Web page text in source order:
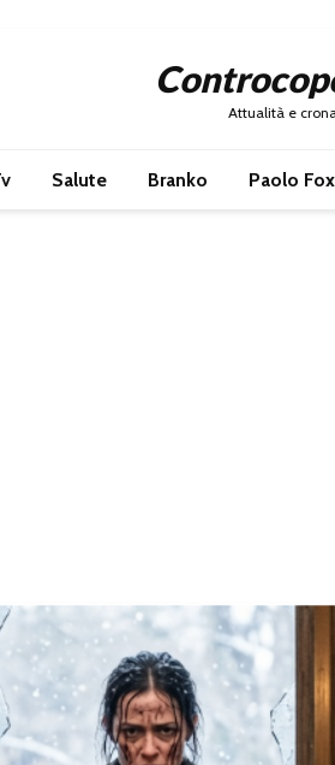
Attualità e
Salute Branko Paolo Fox